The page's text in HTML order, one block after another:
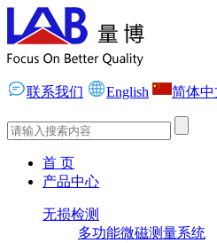
联系我们 English 简体中
首 页
产品中心
无损检测
多功能微磁测量系统